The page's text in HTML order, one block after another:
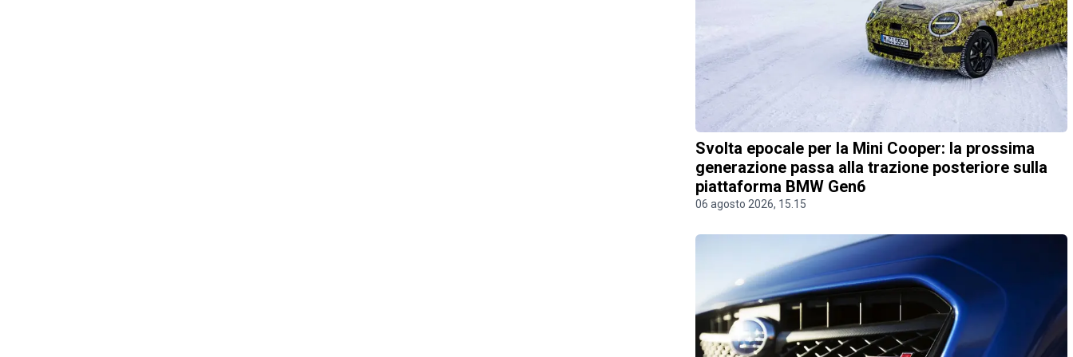
Svolta epocale per la Mini Cooper: la prossima
generazione passa alla trazione posteriore sulla
piattaforma BMW Gen6
06 agosto 2026, 15.15